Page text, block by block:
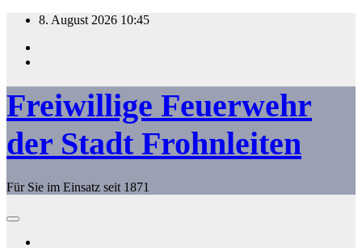
Zum
springen
8. August 2026 10:45
Freiwillige Feuerwehr
der Stadt Frohnleiten
Für Sie im Einsatz seit 1871